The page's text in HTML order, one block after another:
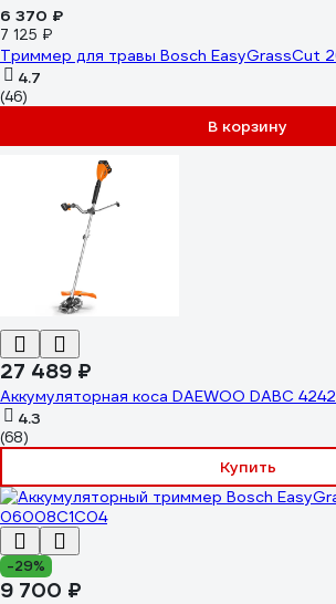
6 370 ₽
7 125 ₽
Триммер для травы Bosch EasyGrassCut
4.7
(46)
В корзину
27 489 ₽
Аккумуляторная коса DAEWOO DABC
4.3
(68)
Купить
-29%
9 700 ₽